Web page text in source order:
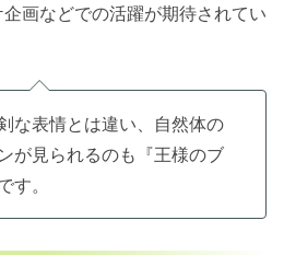
画などでの活躍が期待されてい
な表情とは違い、自然体の
が見られるのも『王様のブ
す。